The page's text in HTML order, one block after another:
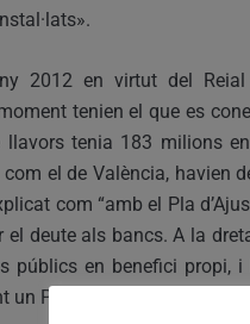
2012 en virtut del
tenien el que es
llavors tenia 183 milions
el de València, havien
com “amb el Pla
deute als bancs. A la
públics en benefici propi,
Pla d’Ajust a 10 anys